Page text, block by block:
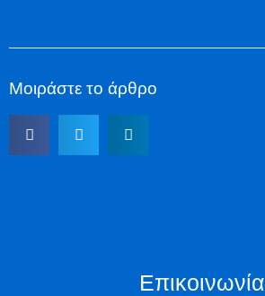
Μοιράστε το άρθρο
Επικοινωνία